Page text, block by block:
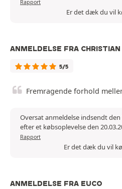
Rapport
Er det dæk du vil
ANMELDELSE FRA CHRISTIAN
5/5
Fremragende forhold
Oversat anmeldelse indsendt den
efter et købsoplevelse den
Rapport
Er det dæk du vil
ANMELDELSE FRA EUCO